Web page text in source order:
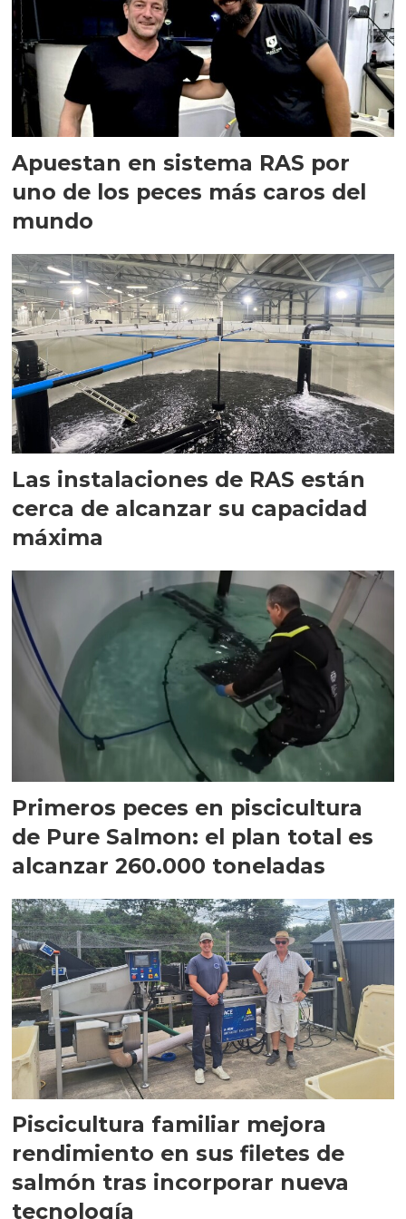
Apuestan en sistema RAS por
uno de los peces más caros del
mundo
Las instalaciones de RAS están
cerca de alcanzar su capacidad
máxima
Primeros peces en piscicultura
de Pure Salmon: el plan total es
alcanzar 260.000 toneladas
Piscicultura familiar mejora
rendimiento en sus filetes de
salmón tras incorporar nueva
tecnología